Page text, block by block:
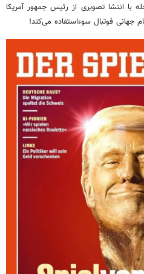
با انتشا تصویری از رئیس جمهور آمریکا
جهانی فوتبال سوءاستفاده می‌کند!